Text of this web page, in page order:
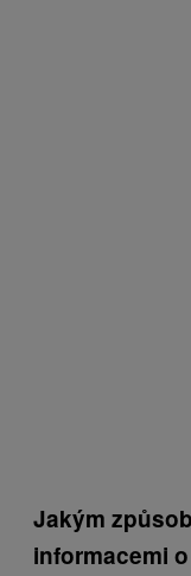
Jakým
informacemi